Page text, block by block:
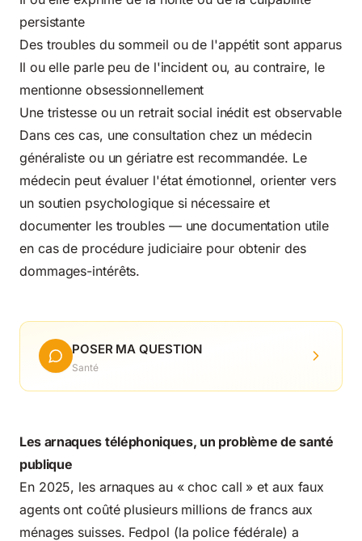
persistante
Des troubles du sommeil ou de l'appétit sont apparus
Il ou elle parle peu de l'incident ou, au contraire, le
mentionne obsessionnellement
Une tristesse ou un retrait social inédit est observable
Dans ces cas, une consultation chez un médecin
généraliste ou un gériatreest recommandée. Le
médecin peut évaluer l'état émotionnel, orienter vers
un soutien psychologique si nécessaire et
documenter les troubles — une documentation utile
en cas de procédure judiciaire pour obtenir des
dommages-intérêts.
POSER MA QUESTION
Santé
Les arnaques téléphoniques, un problème de santé
publique
En 2025, les arnaques au « choc call » et aux faux
agents ont coûté plusieurs millions de francs aux
ménages suisses. Fedpol (la police fédérale) a